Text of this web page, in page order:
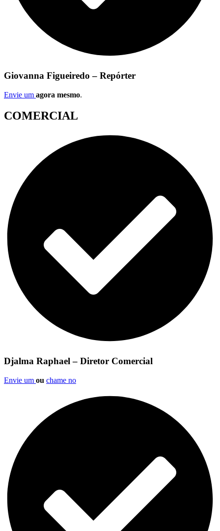
Giovanna Figueiredo – Repórter
Envie um agora mesmo.
COMERCIAL
Djalma Raphael – Diretor Comercial
Envie um ou chame no